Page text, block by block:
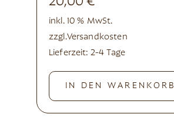
inkl. 10 % MwSt.
zzgl.Versandkosten
Lieferzeit: 2-4 Tage
IN DEN WARENKORB